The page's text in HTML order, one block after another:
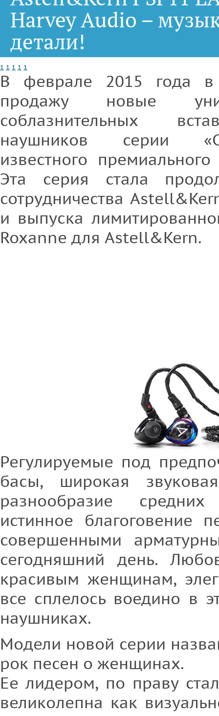
Harvey Audio –
детали!
1 1 1 1 1
В феврале 2015 года в
продажу новые
соблазнительных
наушников серии
известного
Эта серия стала
сотрудничества
и выпуска
Roxanne для Astell&Kern.
Регулируемые под
басы, широкая
разнообразие
истинное благоговение
совершенными
сегодняшний день.
красивым женщинам,
все сплелось воедино в
наушниках.
Модели новой серии
рок песен о женщинах.
Ее лидером, по праву
великолепна как